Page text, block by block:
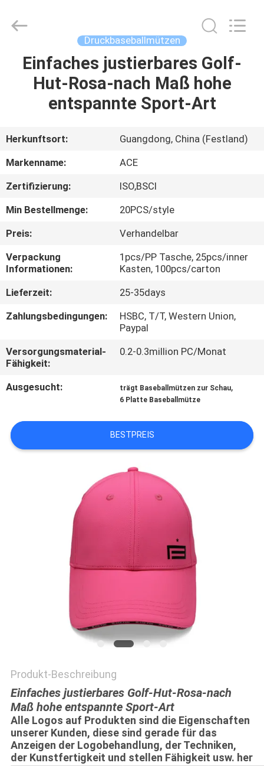
HAUS
PRODUKTE
ÜBER
UNS
FABRIK-
AUSFLUG
QUALITÄTSKONTROLLE
TRETEN
SIE
UNS
IN
VERBINDUNG
NACHRICHTEN
Ltd..
Druckbaseballmützen
Einfaches justierbares Golf-
Hut-Rosa-nach Maß hohe
entspannte Sport-Art
Herkunftsort:
Guangdong, China (Festland)
Markenname:
ACE
Zertifizierung:
ISO,BSCI
Min Bestellmenge:
20PCS/style
Preis:
Verhandelbar
Verpackung
Informationen:
1pcs/PP Tasche, 25pcs/inner
Kasten, 100pcs/carton
Lieferzeit:
25-35days
Zahlungsbedingungen:
HSBC, T/T, Western Union,
Paypal
Versorgungsmaterial-
Fähigkeit:
0.2-0.3million PC/Monat
Ausgesucht: trägt Baseballmützen zur Schau,
6 Platte Baseballmütze
BESTPREIS
Produkt-Beschreibung
Einfaches justierbares Golf-Hut-Rosa-nach
Maß hohe entspannte Sport-Art
Alle Logos auf Produkten sind die Eigenschaften
unserer Kunden, diese sind gerade für das
Anzeigen der Logobehandlung, der Techniken,
der Kunstfertigkeit und stellen Fähigkeit usw. her